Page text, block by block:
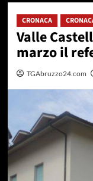
CRONACA
Valle
marzo il
TGAbruzzo24.com